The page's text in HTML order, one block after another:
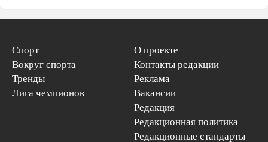
Спорт
Вокруг спорта
Тренды
Лига чемпионов
О проекте
Контакты редакции
Реклама
Вакансии
Редакция
Редакционная политика
Редакционные стандарты